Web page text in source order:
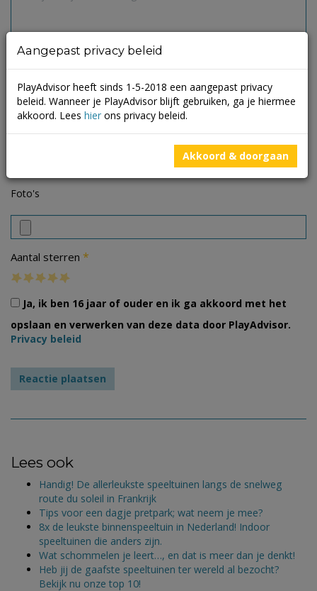
Foto's
Aantal sterren *
Ja, ik ben 16 jaar of ouder en ik ga akkoord met het
opslaan en verwerken van deze data door PlayAdvisor.
Privacy beleid
Lees ook
Handig! De allerleukste speeltuinen langs de snelweg
route du soleil in Frankrijk
Tips voor een dagje pretpark; wat neem je mee?
8x de leukste binnenspeeltuin in Nederland! Indoor
speeltuinen die anders zijn.
Wat schommelen je leert…, en dat is meer dan je denkt!
Heb jij de gaafste speeltuinen ter wereld al bezocht?
Bekijk nu onze top 10!
Aangepast privacy beleid
PlayAdvisor heeft sinds 1-5-2018 een aangepast privacy
beleid. Wanneer je PlayAdvisor blijft gebruiken, ga je hiermee
akkoord. Lees hier ons privacy beleid.
Akkoord & doorgaan